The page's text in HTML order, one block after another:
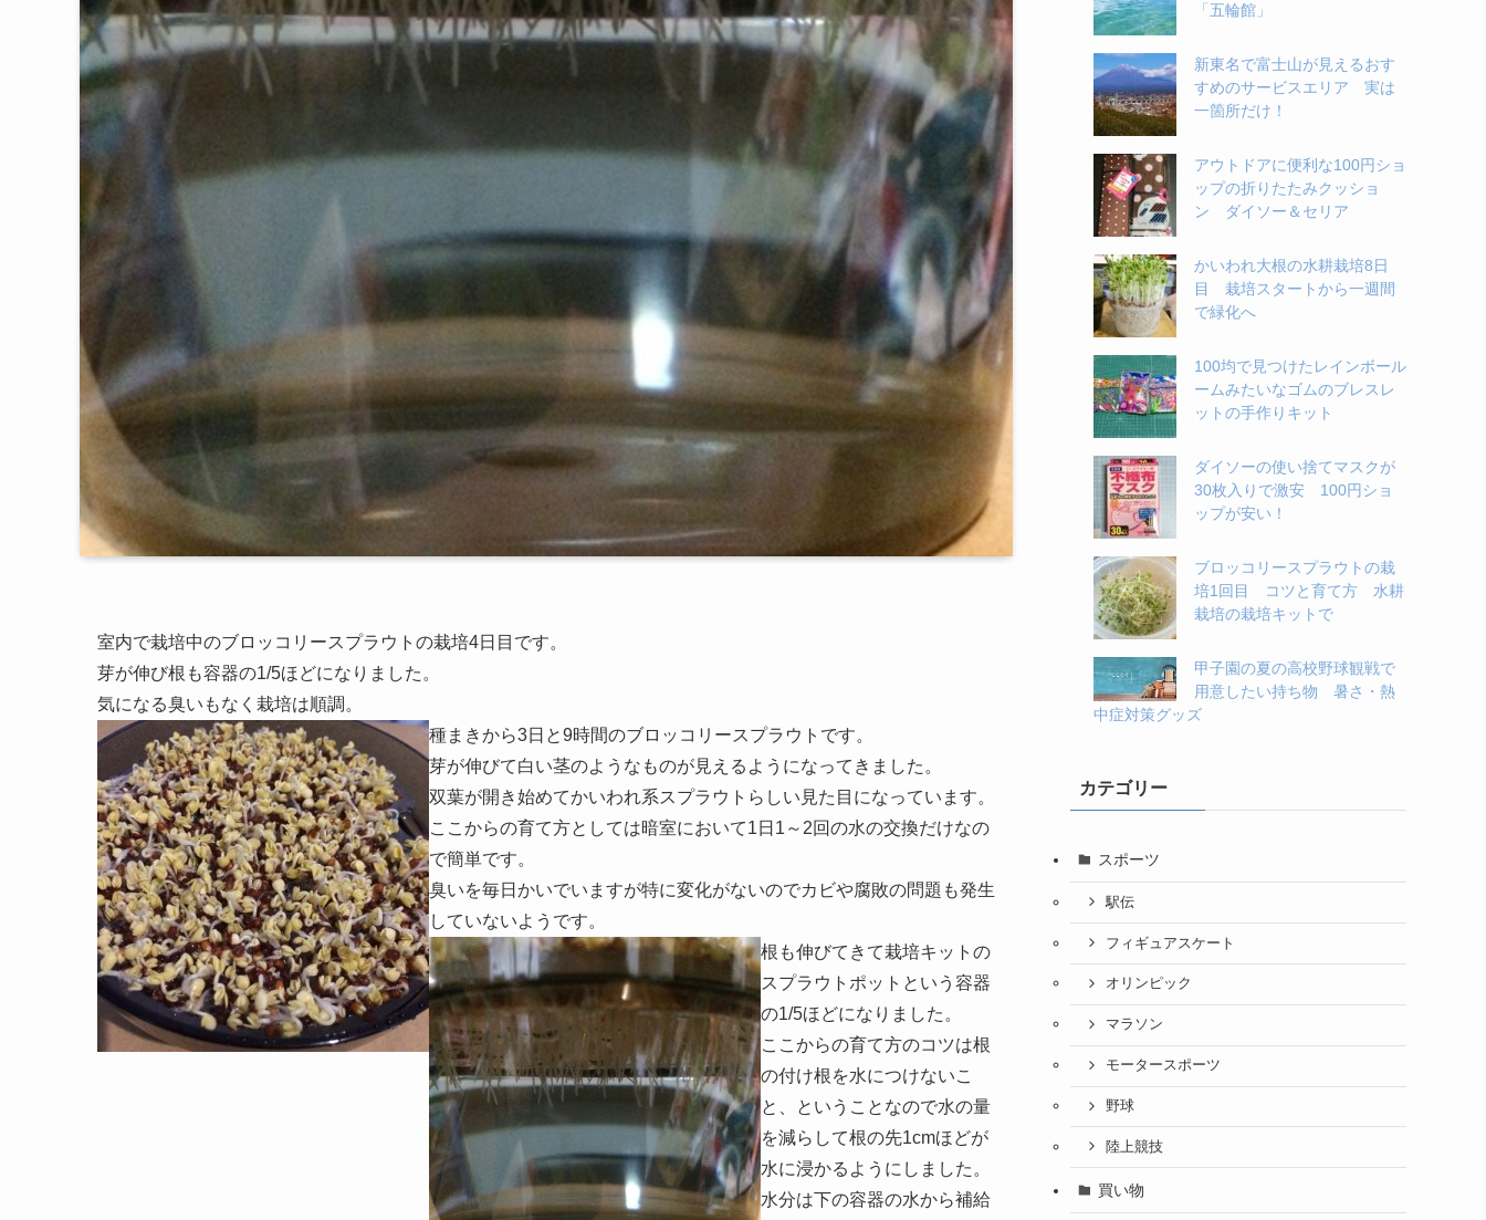
室内で栽培中のブロッコリースプラウトの栽培4日目です。
芽が伸び根も容器の1/5ほどになりました。
気になる臭いもなく栽培は順調。
種まきから3日と9時間のブロッコリースプラウトです。
芽が伸びて白い茎のようなものが見えるようになってきました。
双葉が開き始めてかいわれ系スプラウトらしい見た目になっています。
ここからの育て方としては暗室において1日1～2回の水の交換だけなの
で簡単です。
臭いを毎日かいでいますが特に変化がないのでカビや腐敗の問題も発生
していないようです。
根も伸びてきて栽培キットの
スプラウトポットという容器
の1/5ほどになりました。
ここからの育て方のコツは根
の付け根を水につけないこ
と、ということなので水の量
を減らして根の先1cmほどが
水に浸かるようにしました。
水分は下の容器の水から補給
「五輪館」
新東名で富士山が見えるおす
すめのサービスエリア 実は
一箇所だけ！
アウトドアに便利な100円ショ
ップの折りたたみクッショ
ン ダイソー＆セリア
かいわれ大根の水耕栽培8日
目 栽培スタートから一週間
で緑化へ
100均で見つけたレインボール
ームみたいなゴムのブレスレ
ットの手作りキット
ダイソーの使い捨てマスクが
30枚入りで激安 100円ショ
ップが安い！
ブロッコリースプラウトの栽
培1回目 コツと育て方 水耕
栽培の栽培キットで
甲子園の夏の高校野球観戦で
用意したい持ち物 暑さ・熱
中症対策グッズ
カテゴリー
スポーツ
駅伝
フィギュアスケート
オリンピック
マラソン
モータースポーツ
野球
陸上競技
買い物